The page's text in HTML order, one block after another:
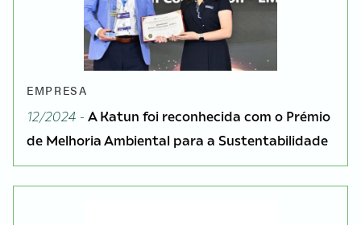
EMPRESA
12/2024 - A Katun foi reconhecida com o Prémio
de Melhoria Ambiental para a Sustentabilidade